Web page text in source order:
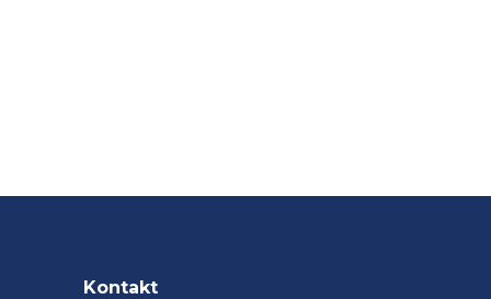
Kontakt